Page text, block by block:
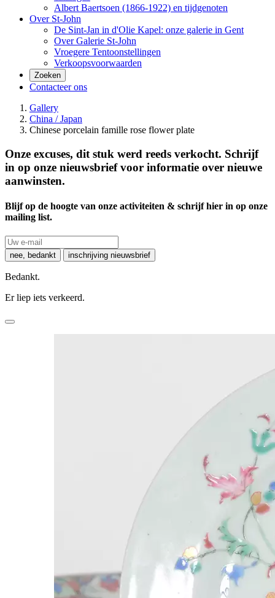
Albert Baertsoen (1866-1922) en tijdgenoten
Over St-John
De Sint-Jan in d'Olie Kapel: onze galerie in Gent
Over Galerie St-John
Vroegere Tentoonstellingen
Verkoopsvoorwaarden
Zoeken
Contacteer ons
Gallery
China / Japan
Chinese porcelain famille rose flower plate
Onze excuses, dit stuk werd reeds verkocht. Schrijf
in op onze nieuwsbrief voor informatie over nieuwe
aanwinsten.
Blijf op de hoogte van onze activiteiten & schrijf hier in op onze
mailing list.
nee, bedankt inschrijving nieuwsbrief
Bedankt.
Er liep iets verkeerd.